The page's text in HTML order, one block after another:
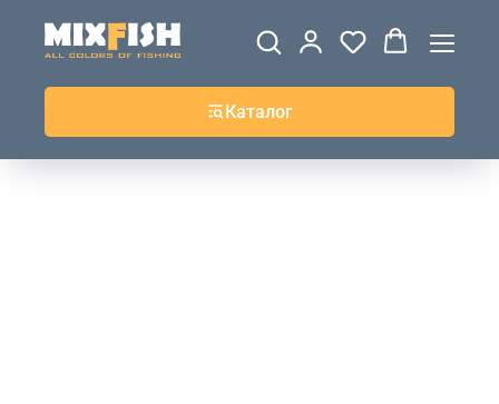
Каталог
ШАПКИ
ДЖЕРСИ
ВЕТРОВКИ И
ТОЛСТОВКИ
ЖИЛЕТКИ